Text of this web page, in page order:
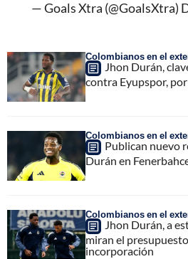
— Goals Xtra (@GoalsXtra)
Colombianos en el
Jhon Durán,
contra Eyupspor,
Colombianos en el
Publican nuevo
Durán en
Colombianos en el
Jhon Durán, a
miran el
incorporación